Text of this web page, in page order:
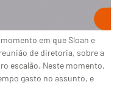
em que Sloan e
de diretoria, sobre a
escalão. Neste momento,
gasto no assunto, e